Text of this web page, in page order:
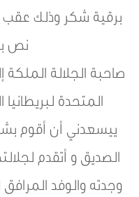
برقية شكر وذلك عقب
نص
صاحبة الجلالة الملكة
المتحدة
ييسعدني أن أقوم
الصديق و أتقدم
وجدته والوفد